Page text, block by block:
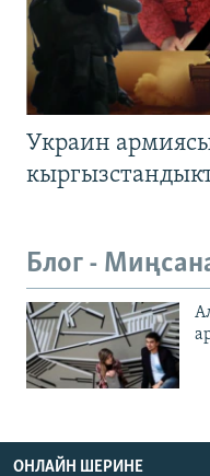
Украин
Блог -
ОНЛАЙН ШЕРИНЕ